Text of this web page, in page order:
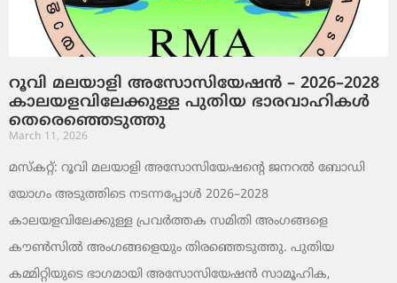
റൂവി മലയാളി അസോസിയേഷൻ – 2026–2028
കാലയളവിലേക്കുള്ള പുതിയ ഭാരവാഹികൾ
തെരെഞ്ഞെടുത്തു
March 11, 2026
മസ്കറ്റ്: റൂവി മലയാളി അസോസിയേഷന്റെ ജനറൽ ബോഡി
യോഗം അടുത്തിടെ നടന്നപ്പോൾ 2026–2028
കാലയളവിലേക്കുള്ള പ്രവർത്തക സമിതി അംഗങ്ങളെ
കൗൺസിൽ അംഗങ്ങളെയും തിരഞ്ഞെടുത്തു. പുതിയ
കമ്മിറ്റിയുടെ ഭാഗമായി അസോസിയേഷൻ സാമൂഹിക,